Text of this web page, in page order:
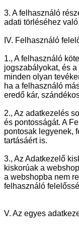
3. A felhasználó
adati törléséhez
IV. Felhasználó
1., A felhasználó
jogszabályokat, és
minden olyan
ha a felhasználó
eredő kár,
2., Az adatkezelés
és pontosságát. A
pontosak legyenek,
tartásáért is.
3., Az Adatkezelő
kiskorúak a
a webshopba nem
felhasználó
V. Az egyes